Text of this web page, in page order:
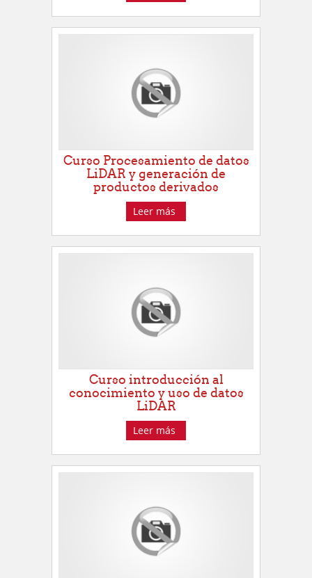
Curso Procesamiento de datos
LiDAR y generación de
productos derivados
Leer más
Curso introducción al
conocimiento y uso de datos
LiDAR
Leer más